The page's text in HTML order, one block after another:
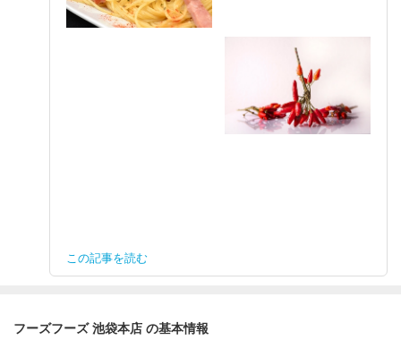
この記事を読む
フーズフーズ 池袋本店 の基本情報